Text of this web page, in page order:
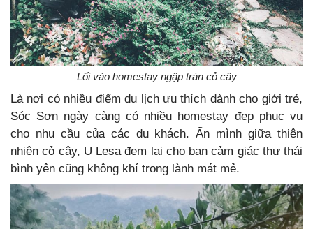
Lối vào homestay ngập tràn cỏ cây
Là nơi có nhiều điểm du lịch ưu thích dành cho giới trẻ,
Sóc Sơn ngày càng có nhiều homestay đẹp phục vụ
cho nhu cầu của các du khách. Ẩn mình giữa thiên
nhiên cỏ cây, U Lesa đem lại cho bạn cảm giác thư thái
bình yên cũng không khí trong lành mát mẻ.